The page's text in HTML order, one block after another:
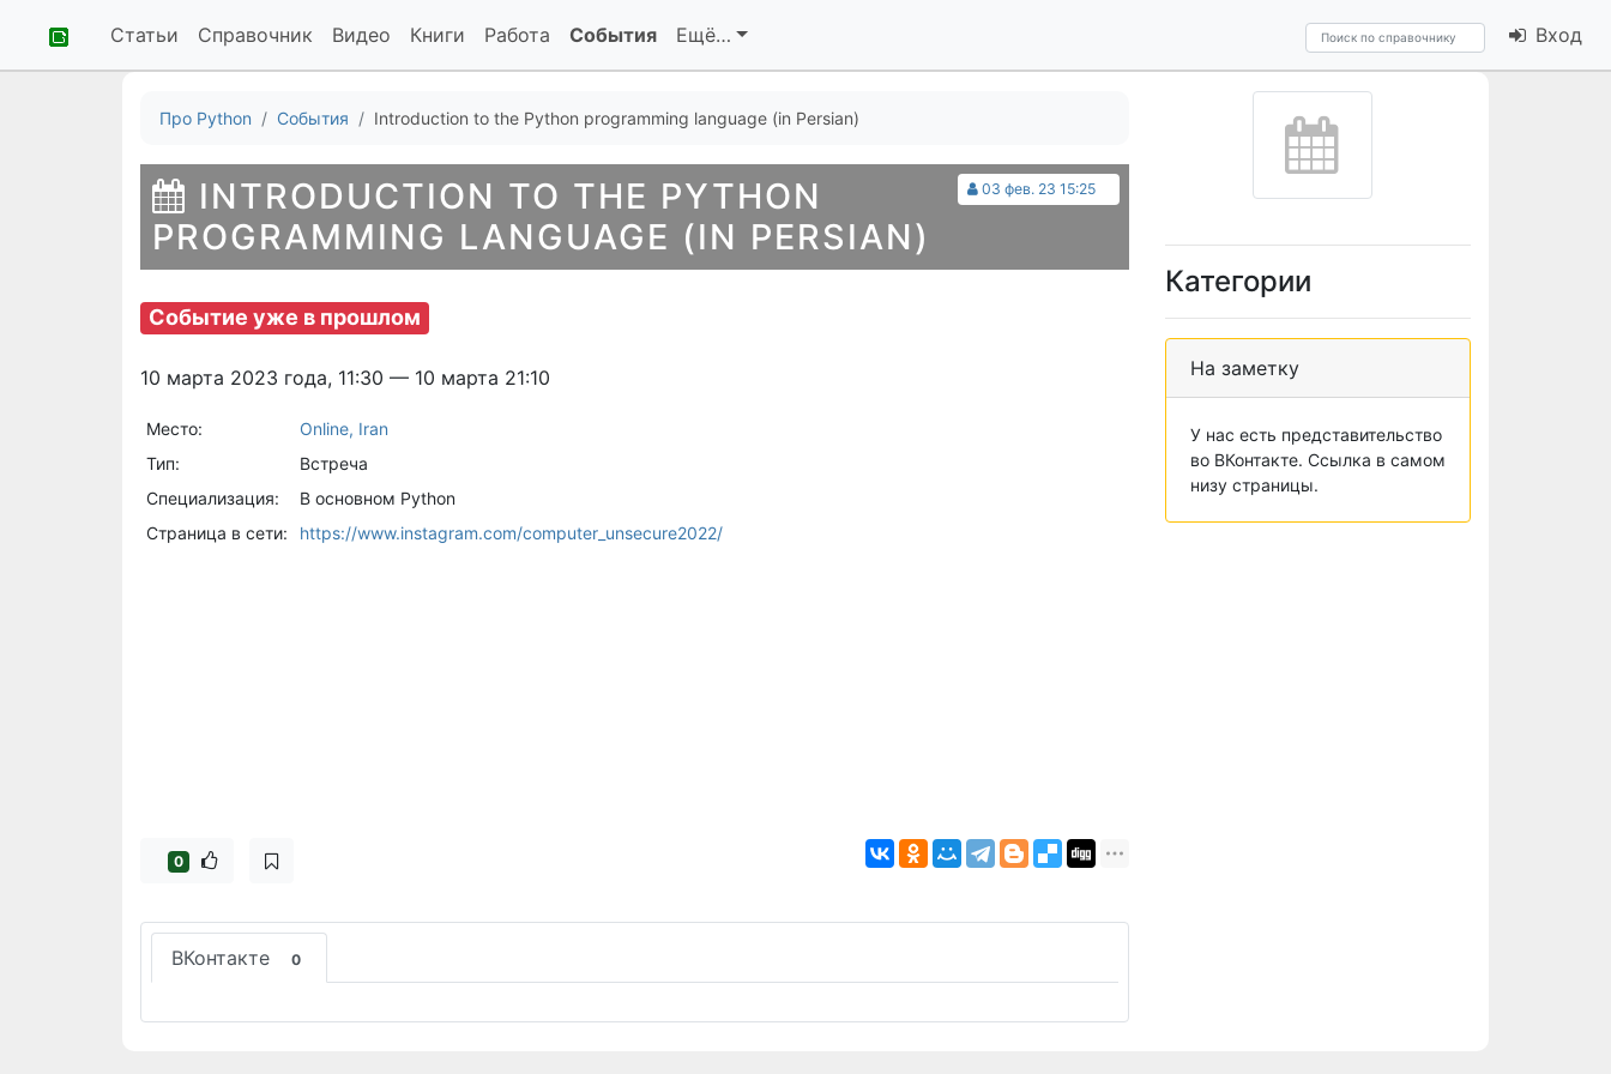
Статьи Справочник Видео Книги Работа События Ещё… Вход
Про Python События Introduction to the Python programming language (in Persian)
03 фев. 23 15:25
INTRODUCTION TO THE PYTHON
PROGRAMMING LANGUAGE (IN PERSIAN)
Событие уже в прошлом
10 марта 2023 года, 11:30 — 10 марта 21:10
Место:
Online, Iran
Тип:
Встреча
Специализация:
В основном Python
Страница в сети:
https://www.instagram.com/computer_unsecure2022/
0
ВКонтакте 0
Категории
На заметку
У нас есть представительство
во ВКонтакте. Ссылка в самом
низу страницы.